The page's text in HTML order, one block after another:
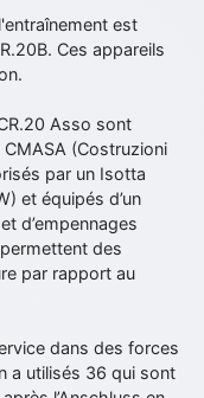
est
Ces appareils
Asso sont
(Costruzioni
par un Isotta
et équipés d’un
d’empennages
des
par rapport au
dans des forces
a utilisés 36 qui sont